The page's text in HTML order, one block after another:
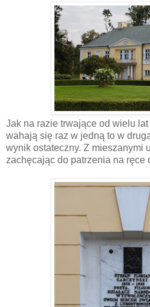
Jak na razie trwające od wielu
wahają się raz w jedną to w
wynik ostateczny. Z mieszanymi
zachęcając do patrzenia na ręce